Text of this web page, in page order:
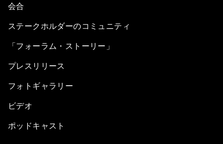
会合
ステークホルダーのコミュニティ
「フォーラム・ストーリー」
プレスリリース
フォトギャラリー
ビデオ
ポッドキャスト